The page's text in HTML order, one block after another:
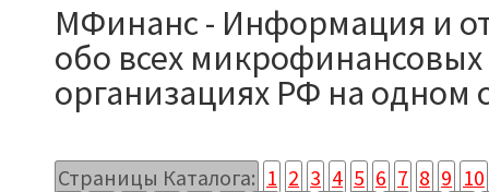
МФинанс - Информация и
обо всех микрофинансовых
организациях РФ на одном
Страницы Каталога: 1 2 3 4 5 6 7 8 9 10